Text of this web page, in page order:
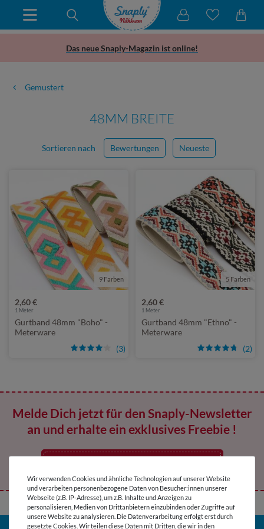
Das neue Snaply-Magazin ist online!
Gemustert
48MM BREITE
Sortieren nach Bewertungen Neueste
9 Farben
2,60 €
(3)
1 Meter
Gurtband 48mm "Boho" -
Meterware
5 Farben
2,60 €
(2)
1 Meter
Gurtband 48mm "Ethno" -
Meterware
Melde Dich jetzt für den Snaply-Newsletter
an und erhalte ein exklusives Freebie !
Wir verwenden Cookies und ähnliche Technologien auf unserer Website
und verarbeiten personenbezogene Daten von Besucher:innen unserer
Webseite (z.B. IP-Adresse), um z.B. Inhalte und Anzeigen zu
personalisieren, Medien von Drittanbietern einzubinden oder Zugriffe auf
unsere Website zu analysieren. Die Datenverarbeitung erfolgt erst durch
gesetzte Cookies. Wir teilen diese Daten mit Dritten, die wir in den